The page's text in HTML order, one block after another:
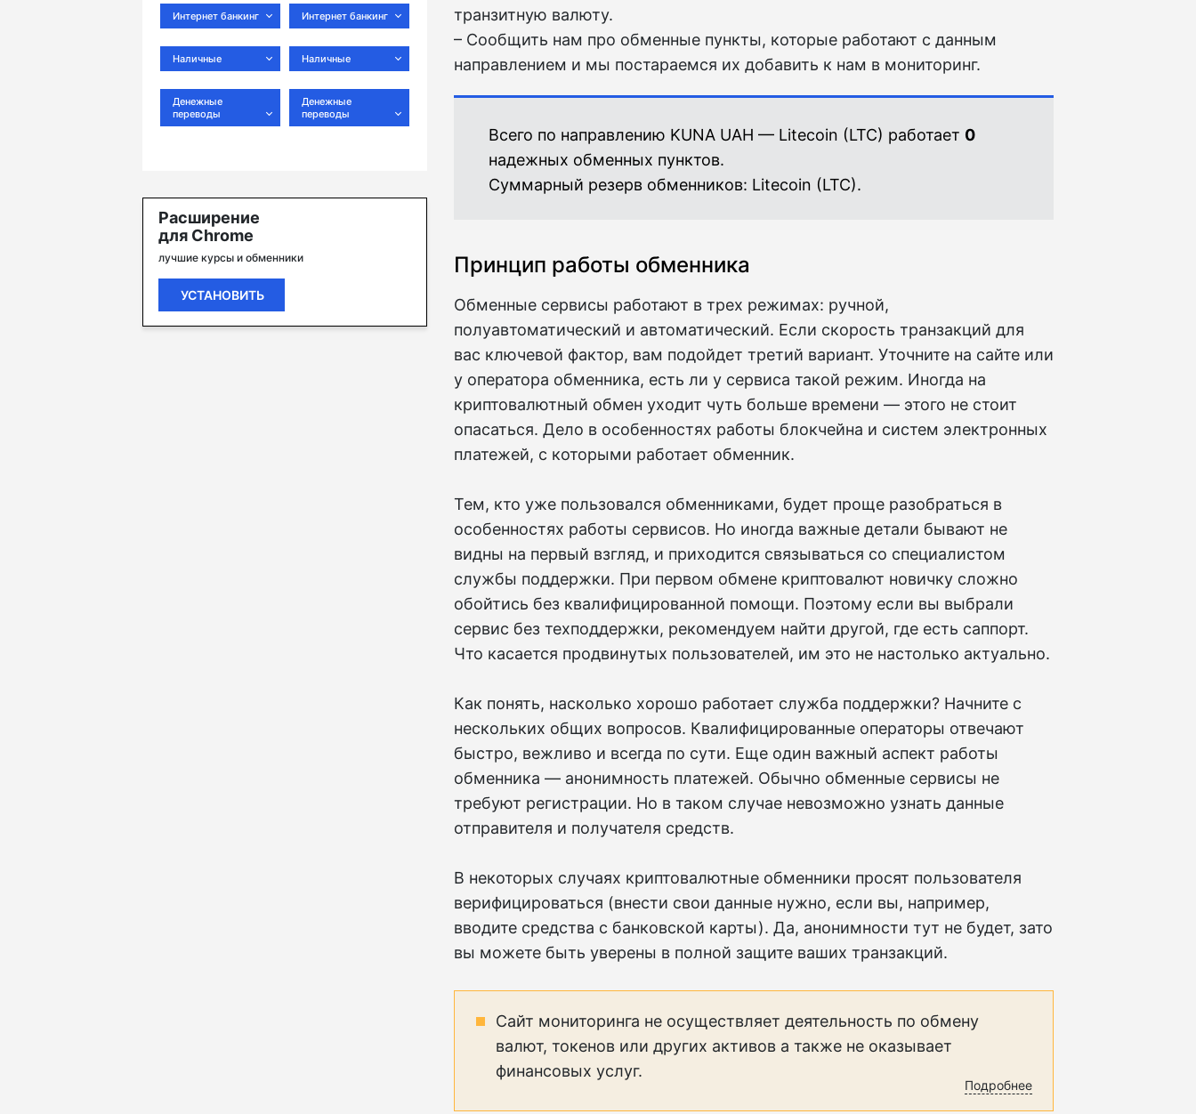
Интернет банкинг
Наличные
Денежные
переводы
Интернет банкинг
Наличные
Денежные
переводы
Расширение
для Chrome
лучшие курсы и обменники
УСТАНОВИТЬ
транзитную валюту.
– Сообщить нам про обменные пункты, которые работают с данным
направлением и мы постараемся их добавить к нам в мониторинг.
Всего по направлению KUNA UAH — Litecoin (LTC) работает 0
надежных обменных пунктов.
Суммарный резерв обменников: Litecoin (LTC).
Принцип работы обменника
Обменные сервисы работают в трех режимах: ручной,
полуавтоматический и автоматический. Если скорость транзакций для
вас ключевой фактор, вам подойдет третий вариант. Уточните на сайте или
у оператора обменника, есть ли у сервиса такой режим. Иногда на
криптовалютный обмен уходит чуть больше времени — этого не стоит
опасаться. Дело в особенностях работы блокчейна и систем электронных
платежей, с которыми работает обменник.
Тем, кто уже пользовался обменниками, будет проще разобраться в
особенностях работы сервисов. Но иногда важные детали бывают не
видны на первый взгляд, и приходится связываться со специалистом
службы поддержки. При первом обмене криптовалют новичку сложно
обойтись без квалифицированной помощи. Поэтому если вы выбрали
сервис без техподдержки, рекомендуем найти другой, где есть саппорт.
Что касается продвинутых пользователей, им это не настолько актуально.
Как понять, насколько хорошо работает служба поддержки? Начните с
нескольких общих вопросов. Квалифицированные операторы отвечают
быстро, вежливо и всегда по сути. Еще один важный аспект работы
обменника — анонимность платежей. Обычно обменные сервисы не
требуют регистрации. Но в таком случае невозможно узнать данные
отправителя и получателя средств.
В некоторых случаях криптовалютные обменники просят пользователя
верифицироваться (внести свои данные нужно, если вы, например,
вводите средства с банковской карты). Да, анонимности тут не будет, зато
вы можете быть уверены в полной защите ваших транзакций.
Сайт мониторинга не осуществляет деятельность по обмену
валют, токенов или других активов а также не оказывает
финансовых услуг.
Подробнее